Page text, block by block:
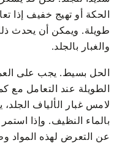
الحكة أو تهيج خفيف إذا
طويلة. ويمكن أن يحدث
والغبار بالجلد.
الحل بسيط. يجب على
الطويلة عند التعامل مع
لامس غبار الألياف
بالماء النظيف. وإذا
عن التعرض لهذه المواد